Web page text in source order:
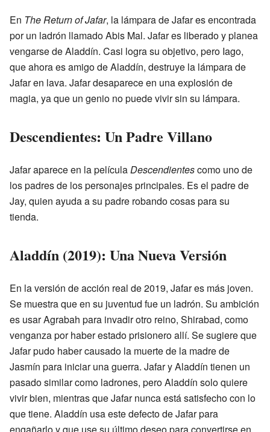
En The Return of Jafar, la lámpara de Jafar es encontrada
por un ladrón llamado Abis Mal. Jafar es liberado y planea
vengarse de Aladdín. Casi logra su objetivo, pero Iago,
que ahora es amigo de Aladdín, destruye la lámpara de
Jafar en lava. Jafar desaparece en una explosión de
magia, ya que un genio no puede vivir sin su lámpara.
Descendientes: Un Padre Villano
Jafar aparece en la películaDescendientescomo uno de
los padres de los personajes principales. Es el padre de
Jay, quien ayuda a su padre robando cosas para su
tienda.
Aladdín (2019): Una Nueva Versión
En la versión de acción real de 2019, Jafar es más joven.
Se muestra que en su juventud fue un ladrón. Su ambición
es usar Agrabah para invadir otro reino, Shirabad, como
venganza por haber estado prisionero allí. Se sugiere que
Jafar pudo haber causado la muerte de la madre de
Jasmín para iniciar una guerra. Jafar y Aladdín tienen un
pasado similar como ladrones, pero Aladdín solo quiere
vivir bien, mientras que Jafar nunca está satisfecho con lo
que tiene. Aladdín usa este defecto de Jafar para